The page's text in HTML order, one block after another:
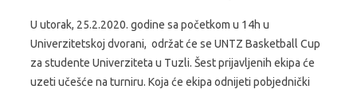
U utorak, 25.2.2020. godine sa početkom u 14h u
Univerzitetskoj dvorani, održat će se UNTZ Basketball Cup
za studente Univerziteta u Tuzli. Šest prijavljenih ekipa će
uzeti učešće na turniru. Koja će ekipa odnijeti pobjednički